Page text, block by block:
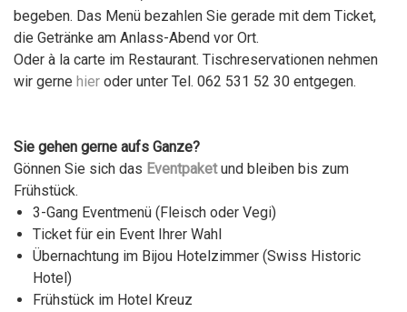
begeben. Das Menü bezahlen Sie gerade mit dem Ticket,
die Getränke am Anlass-Abend vor Ort.
Oder à la carte im Restaurant. Tischreservationen nehmen
wir gerne hier oder unter Tel. 062 531 52 30 entgegen.
Sie gehen gerne aufs Ganze?
Gönnen Sie sich das Eventpaketund bleiben bis zum
Frühstück.
3-Gang Eventmenü (Fleisch oder Vegi)
Ticket für ein Event Ihrer Wahl
Übernachtung im Bijou Hotelzimmer (Swiss Historic
Hotel)
Frühstück im Hotel Kreuz